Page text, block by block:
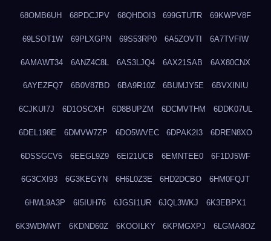
68OMB6UH 68PDCJPV 68QHDOI3 699GTUTR 69KWPV8F
69LSOT1W 69PLXGPN 69S53RP0 6A5ZOVTI 6A7TVFIW
6AMAWT34 6ANZ4C8L 6AS3LJQ4 6AX21SAB 6AX80CNX
6AYEZFQ7 6B0V87BD 6BA9R10Z 6BUMJY5E 6BVXINIU
6CJKUI7J 6D1OSCXH 6D8BUPZM 6DCMVTHM 6DDK07UL
6DEL198E 6DMVW7ZP 6DO5WVEC 6DPAK2I3 6DREN8XO
6DSSGCV5 6EEGL9Z9 6EI21UCB 6EMNTEE0 6F1DJ5WF
6G3CXI93 6G3KEGYN 6H6L0Z3E 6HD2DCBO 6HM0FQJT
6HWL9A3P 6I5IUH76 6JGSI1UR 6JQL3WKJ 6K3EBPX1
6K3WDMWT 6KDND60Z 6KOOILKY 6KPMGXPJ 6LGMA8OZ